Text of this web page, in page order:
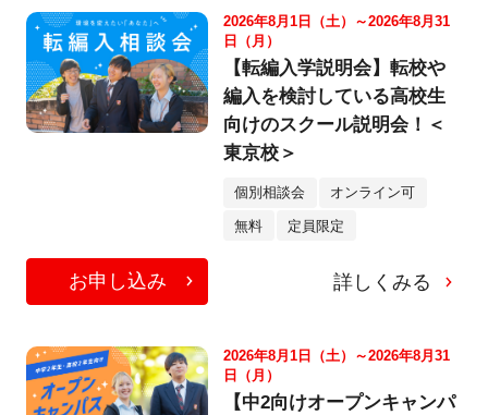
2026年8月1日（土）～2026年8月31
日（月）
【転編入学説明会】転校や
編入を検討している高校生
向けのスクール説明会！＜
東京校＞
個別相談会 オンライン可
無料 定員限定
お申し込み 詳しくみる
2026年8月1日（土）～2026年8月31
日（月）
【中2向けオープンキャンパ